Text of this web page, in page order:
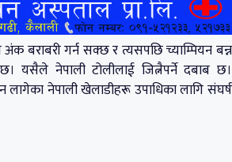
बराबरी गर्न सक्छ र त्यसपछि च्याम्पियन बन्न
यसैले नेपाली टोलीलाई जित्नैपर्ने दबाब छ।
लागेका नेपाली खेलाडीहरू उपाधिका लागि संघर्ष